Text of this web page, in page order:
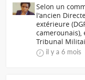
Selon un
l'ancien
extérieure
Tribunal
il y a 6 mois